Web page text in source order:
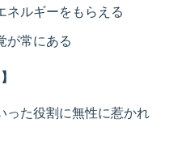
ネルギーをもらえる
が常にある
った役割に無性に惹かれ